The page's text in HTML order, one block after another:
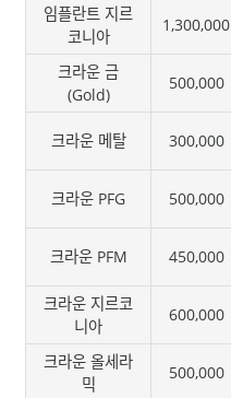
임플란트 지르
코니아
1,300,000
크라운 금
(Gold)
500,000
크라운 메탈 300,000
크라운 PFG 500,000
크라운 PFM 450,000
크라운 지르코
니아
600,000
크라운 올세라
믹
500,000